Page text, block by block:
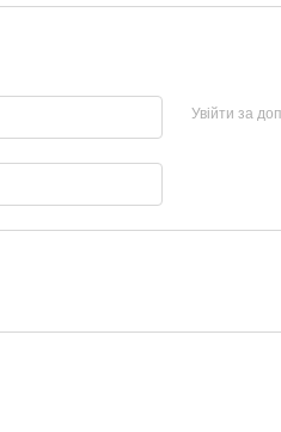
Увійти за